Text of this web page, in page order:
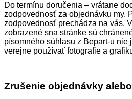
Do termínu doručenia – vrátane
zodpovednosť za objednávku my.
zodpovednosť prechádza na vás.
zobrazené sna stránke sú
písomného súhlasu z Bepart-u nie
verejne používať fotografie a
Zrušenie objednávky